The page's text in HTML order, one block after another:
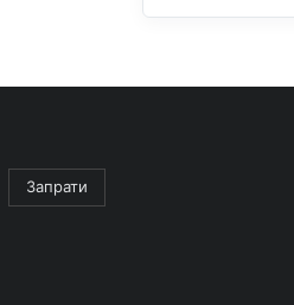
Запрати